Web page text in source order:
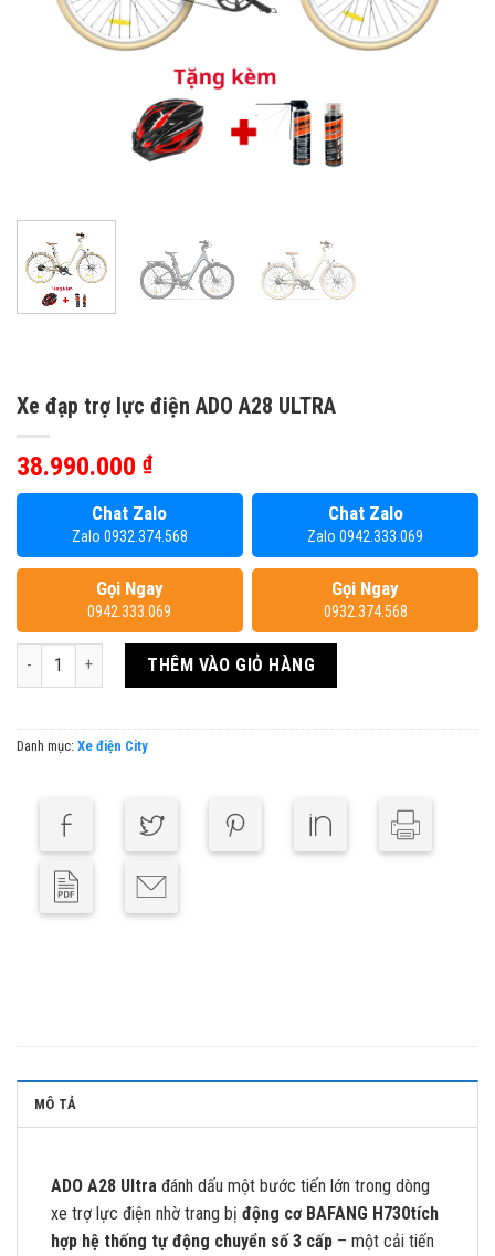
Xe đạp trợ lực điện ADO A28 ULTRA
38.990.000 ₫
Chat Zalo
Zalo 0932.374.568
Chat Zalo
Zalo 0942.333.069
Gọi Ngay
0942.333.069
Gọi Ngay
0932.374.568
Xe đạp trợ lực điện ADO A28 ULTRA số lượng
THÊM VÀO GIỎ HÀNG
Danh mục: Xe điện City
MÔ TẢ
ADO A28 Ultra đánh dấu một bước tiến lớn trong dòng
xe trợ lực điện nhờ trang bị động cơ BAFANG H730tích
hợp hệ thống tự động chuyển số 3 cấp – một cải tiến